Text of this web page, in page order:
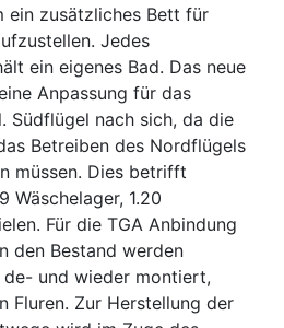
ein zusätzliches Bett für
Jedes
ein eigenes Bad. Das neue
Anpassung für das
Südflügel nach sich, da die
Betreiben des Nordflügels
müssen. Dies betrifft
Wäschelager, 1.20
Für die TGA Anbindung
den Bestand werden
und wieder montiert,
Fluren. Zur Herstellung der